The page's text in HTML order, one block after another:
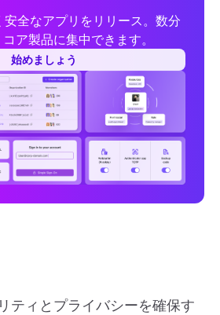
全なアプリをリリース。数分
ア製品に集中できます。
始めましょう
ティとプライバシーを確保す